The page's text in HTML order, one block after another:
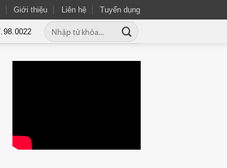
Giới thiệu Liên hệ Tuyển dụng
Tìm
kiếm: